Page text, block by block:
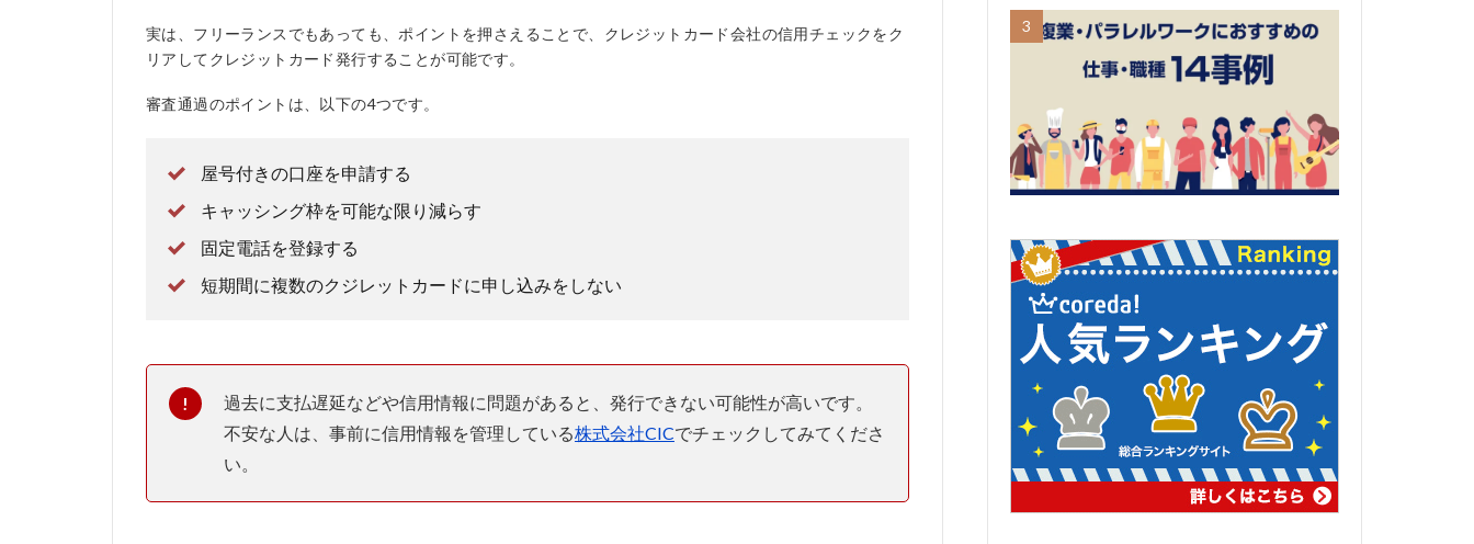
実は、フリーランスでもあっても、ポイントを押さえることで、クレジットカード会社の信用チェックをク
リアしてクレジットカード発行することが可能です。
審査通過のポイントは、以下の4つです。
屋号付きの口座を申請する
キャッシング枠を可能な限り減らす
固定電話を登録する
短期間に複数のクジレットカードに申し込みをしない
過去に支払遅延などや信用情報に問題があると、発行できない可能性が高いです。
不安な人は、事前に信用情報を管理している株式会社CICでチェックしてみてくださ
い。